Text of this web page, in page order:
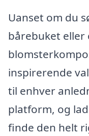
Uanset om du
bårebuket eller
inspirerende
til enhver
platform, og
finde den helt